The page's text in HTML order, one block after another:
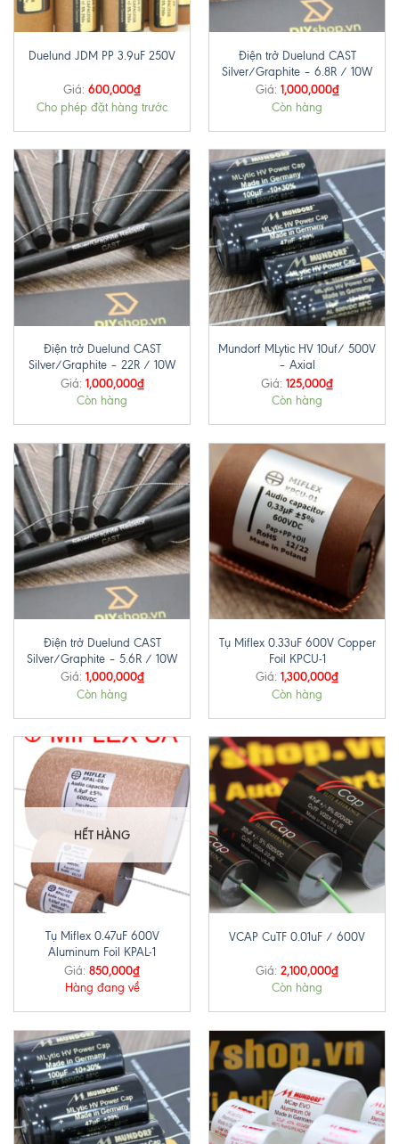
Duelund JDM PP 3.9uF 250V
Giá: 600,000₫
Cho phép đặt hàng trước
Điện trở Duelund CAST
Silver/Graphite – 6.8R / 10W
Giá: 1,000,000₫
Còn hàng
Điện trở Duelund CAST
Silver/Graphite – 22R / 10W
Giá: 1,000,000₫
Còn hàng
Mundorf MLytic HV 10uf/ 500V
– Axial
Giá: 125,000₫
Còn hàng
Điện trở Duelund CAST
Silver/Graphite – 5.6R / 10W
Giá: 1,000,000₫
Còn hàng
Tụ Miflex 0.33uF 600V Copper
Foil KPCU-1
Giá: 1,300,000₫
Còn hàng
HẾT HÀNG
Tụ Miflex 0.47uF 600V
Aluminum Foil KPAL-1
Giá: 850,000₫
Hàng đang về
VCAP CuTF 0.01uF / 600V
Giá: 2,100,000₫
Còn hàng